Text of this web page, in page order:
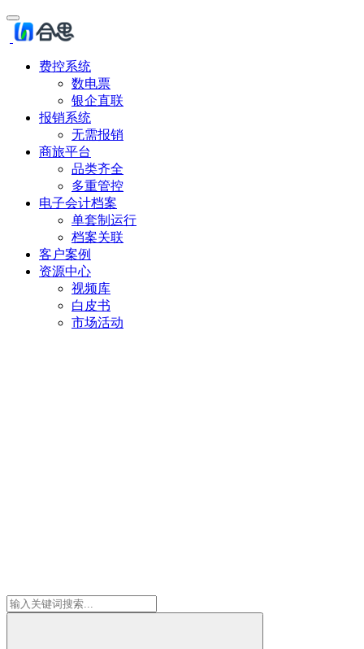
费控系统
数电票
银企直联
报销系统
无需报销
商旅平台
品类齐全
多重管控
电子会计档案
单套制运行
档案关联
客户案例
资源中心
视频库
白皮书
市场活动